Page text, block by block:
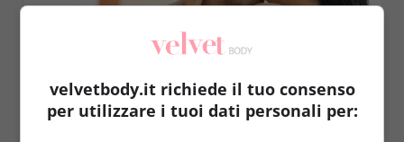
velvetbody.it richiede il tuo consenso
per utilizzare i tuoi dati personali per: